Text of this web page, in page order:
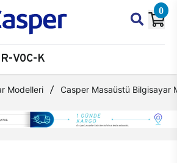
0
V0C-K
Modelleri Casper Masaüstü Bilgisayar